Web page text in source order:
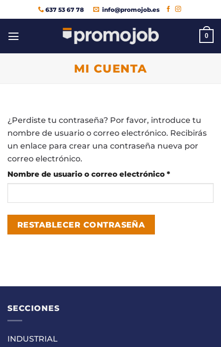
al
contenido
637 53 67 78 info@promojob.es
0
MI CUENTA
¿Perdiste tu contraseña? Por favor, introduce tu
nombre de usuario o correo electrónico. Recibirás
un enlace para crear una contraseña nueva por
correo electrónico.
Nombre de usuario o correo electrónico *Obligatorio
RESTABLECER CONTRASEÑA
SECCIONES
INDUSTRIAL